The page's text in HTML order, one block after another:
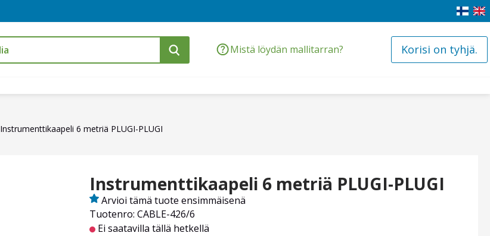
Mistä löydän mallitarran? Korisi on tyhjä.
Instrumenttikaapeli 6 metriä PLUGI-PLUGI
Instrumenttikaapeli 6 metriä PLUGI-PLUGI
Tuotenro: CABLE-426/6
Arvioi tämä tuote ensimmäisenä
Ei saatavilla tällä hetkellä